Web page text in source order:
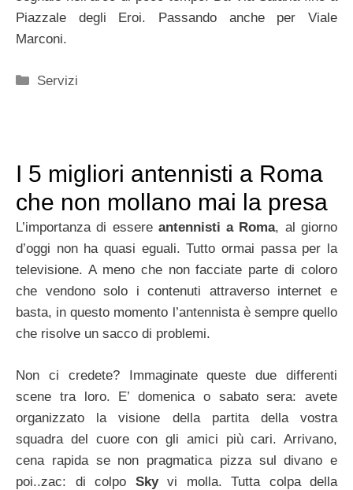
Piazzale degli Eroi. Passando anche per Viale
Marconi.
Categorie
Servizi
I 5 migliori antennisti a Roma
che non mollano mai la presa
L’importanza di essere antennisti a Roma, al giorno
d’oggi non ha quasi eguali. Tutto ormai passa per la
televisione. A meno che non facciate parte di coloro
che vendono solo i contenuti attraverso internet e
basta, in questo momento l’antennista è sempre quello
che risolve un sacco di problemi.
Non ci credete? Immaginate queste due differenti
scene tra loro. E’ domenica o sabato sera: avete
organizzato la visione della partita della vostra
squadra del cuore con gli amici più cari. Arrivano,
cena rapida se non pragmatica pizza sul divano e
poi..zac: di colpo Skyvi molla. Tutta colpa della